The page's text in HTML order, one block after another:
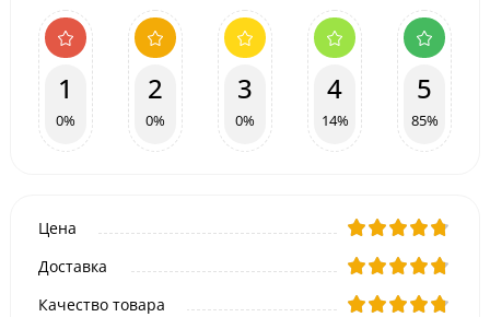
1
0%
2
0%
3
0%
4
14%
5
85%
Цена
Доставка
Качество товара